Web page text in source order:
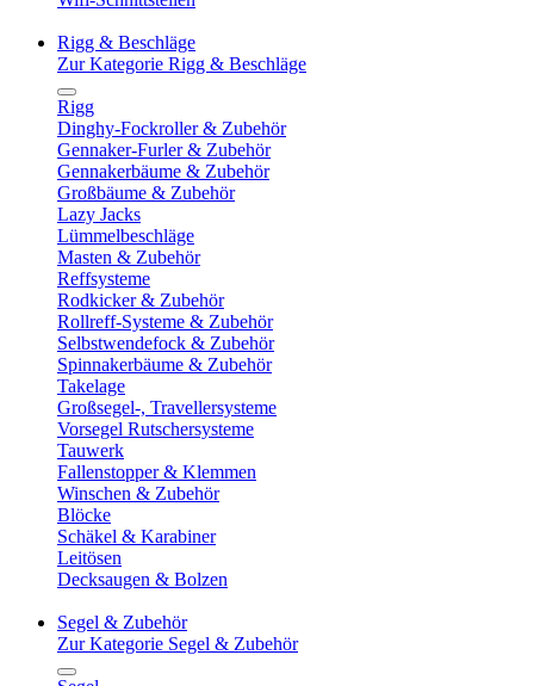
Rigg & Beschläge
Zur Kategorie Rigg & Beschläge
Rigg
Dinghy-Fockroller & Zubehör
Gennaker-Furler & Zubehör
Gennakerbäume & Zubehör
Großbäume & Zubehör
Lazy Jacks
Lümmelbeschläge
Masten & Zubehör
Reffsysteme
Rodkicker & Zubehör
Rollreff-Systeme & Zubehör
Selbstwendefock & Zubehör
Spinnakerbäume & Zubehör
Takelage
Großsegel-, Travellersysteme
Vorsegel Rutschersysteme
Tauwerk
Fallenstopper & Klemmen
Winschen & Zubehör
Blöcke
Schäkel & Karabiner
Leitösen
Decksaugen & Bolzen
Segel & Zubehör
Zur Kategorie Segel & Zubehör